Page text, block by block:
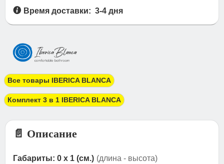
Время доставки: 3-4 дня
Все товары IBERICA BLANCA
Комплект 3 в 1 IBERICA BLANCA
📄 Описание
Габариты: 0 x 1 (см.) (длина - высота)